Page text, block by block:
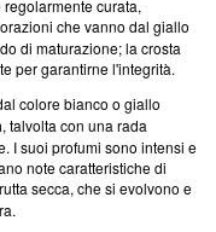
curata,
che vanno dal giallo
di maturazione; la crosta
per garantirne l'integrità.
colore bianco o giallo
, talvolta con una rada
I suoi profumi sono intensi e
note caratteristiche di
secca, che si evolvono e